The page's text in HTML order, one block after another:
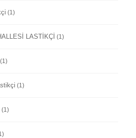
(1)
LASTİKÇİ (1)
(1)
(1)
(1)